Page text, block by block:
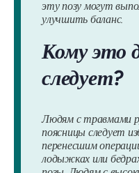
эту позу могут
улучшить баланс.
Кому это
следует?
Людям с травмами
поясницы следует
перенесшим
лодыжках или